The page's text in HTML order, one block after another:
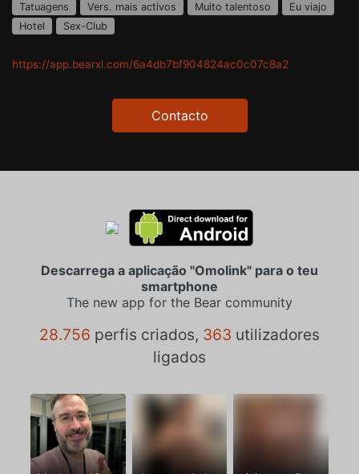
Tatuagens
Vers. mais activos Muito talentoso
Eu viajo
Hotel
Sex-Club
https://app.bearxl.com/6a4db7bf904824ac0c07c8a2
Contacto
Descarrega a aplicação "Omolink" para o teu
smartphone
The new app for the Bear community
28.756 perfis criados, 363 utilizadores
ligados